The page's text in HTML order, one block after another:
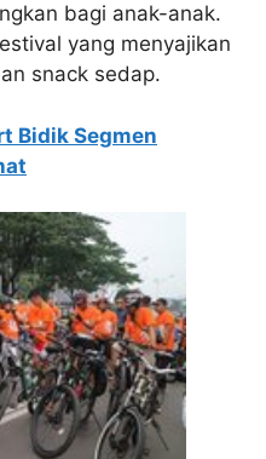
bagi anak-anak.
yang menyajikan
snack sedap.
Bidik Segmen